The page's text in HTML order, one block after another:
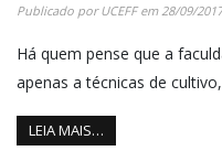
Publicado porUCEFFem28/09/2017
Há quem pense que a
apenas a técnicas de
LEIA MAIS…